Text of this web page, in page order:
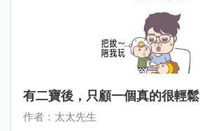
有二寶後，只顧一個真的很輕鬆
作者：太太先生